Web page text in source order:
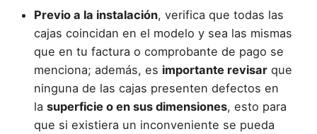
Previo a la instalación, verifica que todas las
cajas coincidan en el modelo y sea las mismas
que en tu factura o comprobante de pago se
menciona; además, es importante revisar que
ninguna de las cajas presenten defectos en
la superficie o en sus dimensiones, esto para
que si existiera un inconveniente se pueda